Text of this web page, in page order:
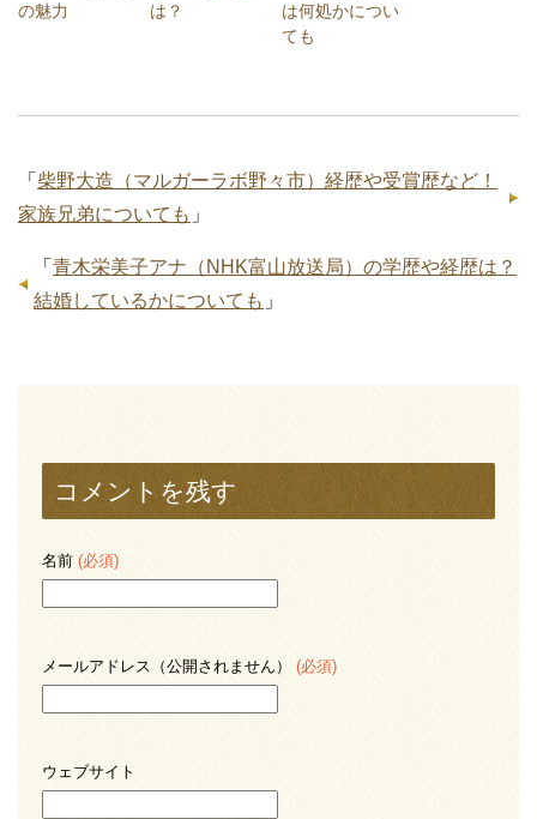
の魅力
は？
は何処かについ
ても
「 柴野大造（マルガーラボ野々市）経歴や受賞歴など！
家族兄弟についても 」
「 青木栄美子アナ（NHK富山放送局）の学歴や経歴は？
結婚しているかについても 」
コメントを残す
名前 (必須)
メールアドレス（公開されません） (必須)
ウェブサイト